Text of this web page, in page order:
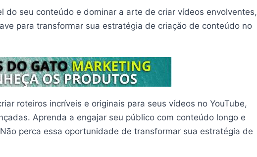
do seu conteúdo e dominar a arte de criar vídeos envolventes,
para transformar sua estratégia de criação de conteúdo no
roteiros incríveis e originais para seus vídeos no YouTube,
Aprenda a engajar seu público com conteúdo longo e
perca essa oportunidade de transformar sua estratégia de